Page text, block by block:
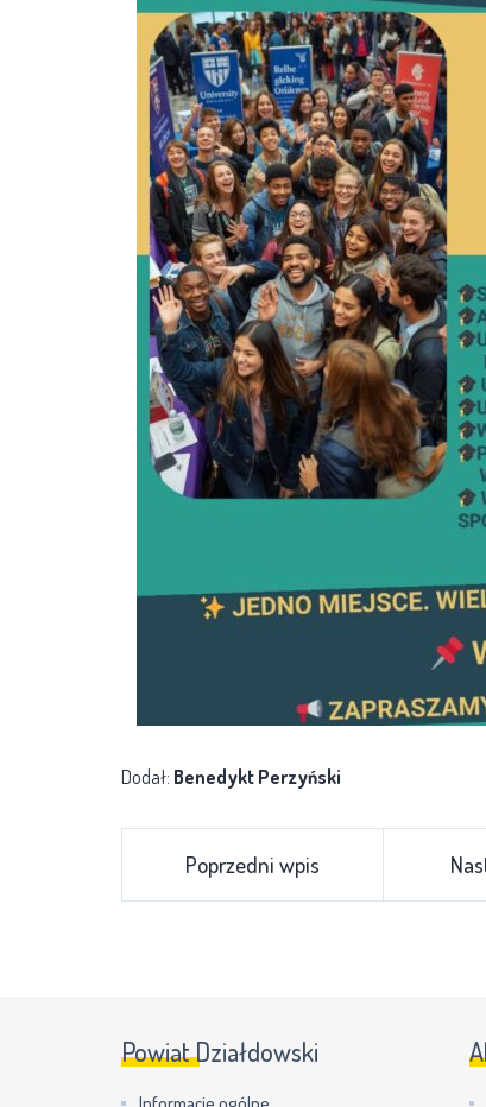
Dodał: Benedykt Perzyński
Poprzedni wpis
Powiat Działdowski